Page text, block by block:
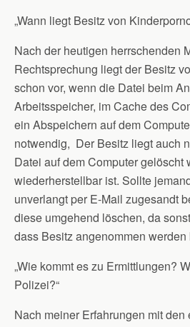
„Wann liegt Besitz von
Nach der heutigen herrschenden
Rechtsprechung liegt der Besitz
schon vor, wenn die Datei beim
Arbeitsspeicher, im Cache des
ein Abspeichern auf dem
notwendig, Der Besitz liegt auch
Datei auf dem Computer gelöscht
wiederherstellbar ist. Sollte
unverlangt per E-Mail zugesandt
diese umgehend löschen, da
dass Besitz angenommen werden
„Wie kommt es zu Ermittlungen?
Polizei?“
Nach meiner Erfahrungen mit den